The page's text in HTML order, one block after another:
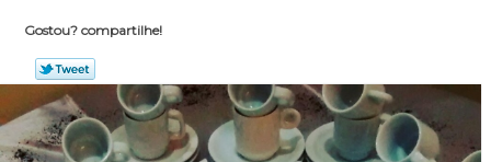
Gostou? compartilhe!